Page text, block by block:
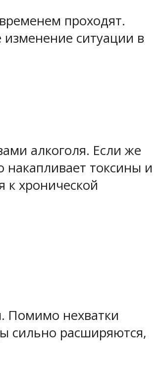
проходят.
ситуации в
алкоголя. Если же
токсины и
к хронической
Помимо нехватки
сильно расширяются,